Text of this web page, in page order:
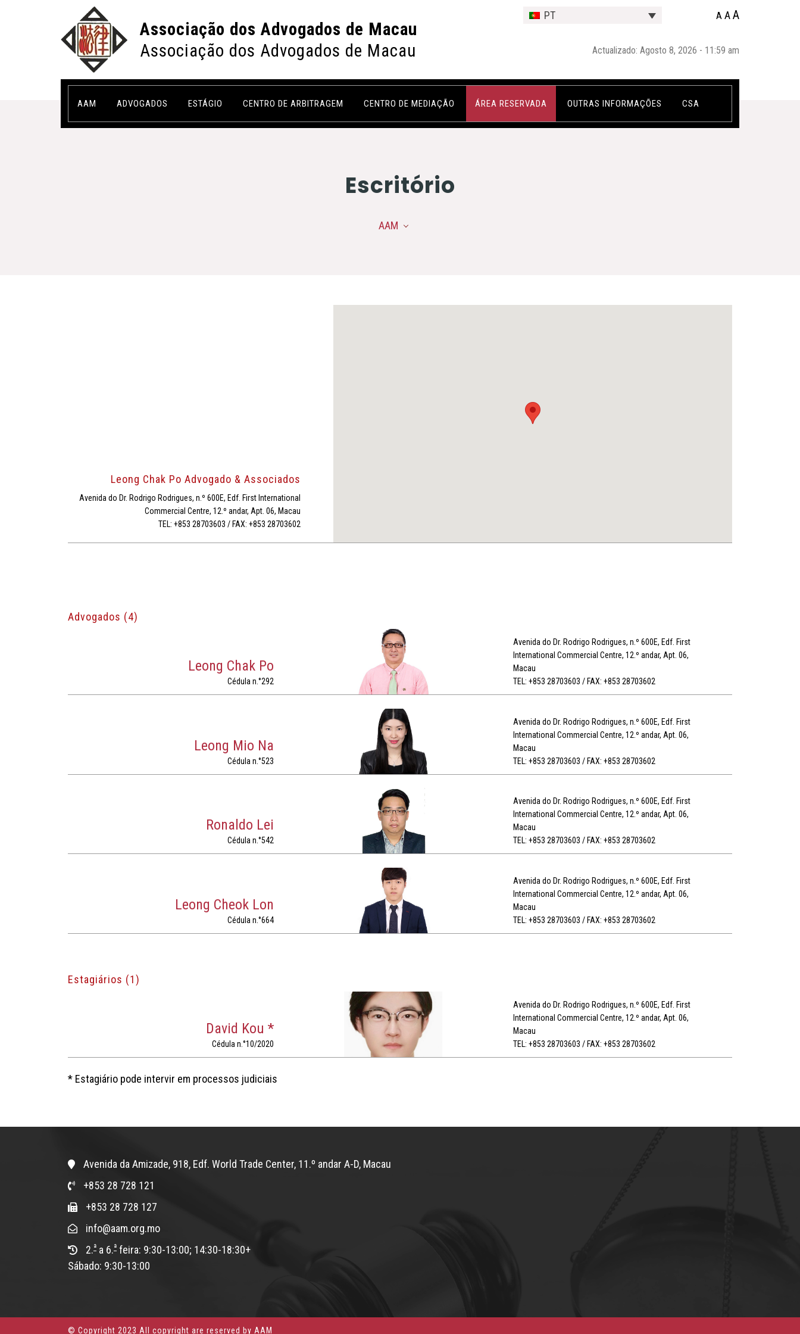
Associação dos Advogados de Macau
Associação dos Advogados de Macau
PT A AA
Actualizado: Agosto 8, 2026 - 11:59 am
AAM ADVOGADOS ESTÁGIO CENTRO DE ARBITRAGEM CENTRO DE MEDIAÇÃO ÁREA RESERVADA OUTRAS INFORMAÇÕES CSA
Escritório
AAM
Leong Chak Po Advogado & Associados
Avenida do Dr. Rodrigo Rodrigues, n.º 600E, Edf. First International
Commercial Centre, 12.º andar, Apt. 06, Macau
TEL: +853 28703603 / FAX: +853 28703602
Advogados (4)
Leong Chak Po
Cédula n.°292
Avenida do Dr. Rodrigo Rodrigues, n.º 600E, Edf. First
International Commercial Centre, 12.º andar, Apt. 06,
Macau
TEL: +853 28703603 / FAX: +853 28703602
Leong Mio Na
Cédula n.°523
Avenida do Dr. Rodrigo Rodrigues, n.º 600E, Edf. First
International Commercial Centre, 12.º andar, Apt. 06,
Macau
TEL: +853 28703603 / FAX: +853 28703602
Ronaldo Lei
Cédula n.°542
Avenida do Dr. Rodrigo Rodrigues, n.º 600E, Edf. First
International Commercial Centre, 12.º andar, Apt. 06,
Macau
TEL: +853 28703603 / FAX: +853 28703602
Leong Cheok Lon
Cédula n.°664
Avenida do Dr. Rodrigo Rodrigues, n.º 600E, Edf. First
International Commercial Centre, 12.º andar, Apt. 06,
Macau
TEL: +853 28703603 / FAX: +853 28703602
Estagiários (1)
David Kou *
Cédula n.°10/2020
Avenida do Dr. Rodrigo Rodrigues, n.º 600E, Edf. First
International Commercial Centre, 12.º andar, Apt. 06,
Macau
TEL: +853 28703603 / FAX: +853 28703602
* Estagiário pode intervir em processos judiciais
Avenida da Amizade, 918, Edf. World Trade Center, 11.º andar A-D, Macau
+853 28 728 121
+853 28 728 127
info@aam.org.mo
2.ª a 6.ª feira: 9:30-13:00; 14:30-18:30+
Sábado: 9:30-13:00
© Copyright 2023 All copyright are reserved by AAM